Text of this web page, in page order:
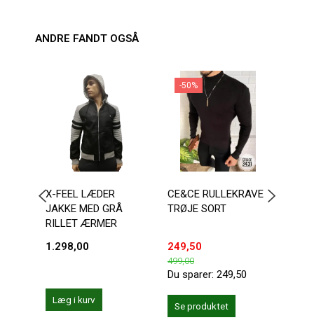
ANDRE FANDT OGSÅ
X-FEEL LÆDER
JAKKE MED GRÅ
RILLET ÆRMER
1.298,00
Læg i kurv
-50%
CE&CE RULLEKRAVE
TRØJE SORT
249,50
499,00
Du sparer: 249,50
Se produktet